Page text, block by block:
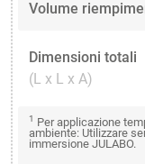
Volume
Dimensioni totali
(L x L x A)
1
Per applicazione
ambiente: Utilizzare
immersione JULABO.